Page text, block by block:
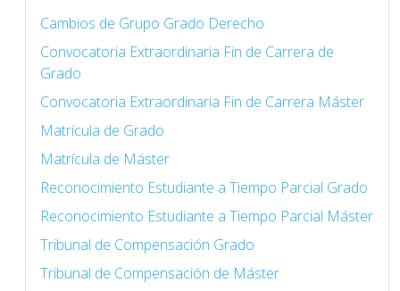
Cambios de Grupo Grado Derecho
Convocatoria Extraordinaria Fin de Carrera de
Grado
Convocatoria Extraordinaria Fin de Carrera Máster
Matrícula de Grado
Matrícula de Máster
Reconocimiento Estudiante a Tiempo Parcial Grado
Reconocimiento Estudiante a Tiempo Parcial Máster
Tribunal de Compensación Grado
Tribunal de Compensación de Máster